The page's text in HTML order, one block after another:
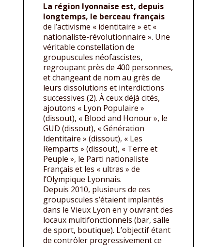
La région lyonnaise est, depuis
longtemps, le berceau français
de l’activisme « identitaire » et «
nationaliste-révolutionnaire ». Une
véritable constellation de
groupuscules néofascistes,
regroupant près de 400 personnes,
et changeant de nom au grès de
leurs dissolutions et interdictions
successives (2). À ceux déjà cités,
ajoutons « Lyon Populaire »
(dissout), « Blood and Honour », le
GUD (dissout), « Génération
Identitaire » (dissout), « Les
Remparts » (dissout), « Terre et
Peuple », le Parti nationaliste
Français et les « ultras » de
l’Olympique Lyonnais.
Depuis 2010, plusieurs de ces
groupuscules s’étaient implantés
dans le Vieux Lyon en y ouvrant des
locaux multifonctionnels (bar, salle
de sport, boutique). L’objectif étant
de contrôler progressivement ce